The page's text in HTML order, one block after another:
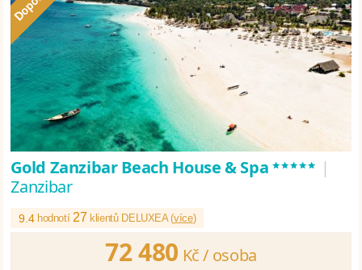
Gold Zanzibar Beach House & Spa***** |
Zanzibar
9.4 hodnotí27 klientů DELUXEA (více)
72 480 Kč / osoba